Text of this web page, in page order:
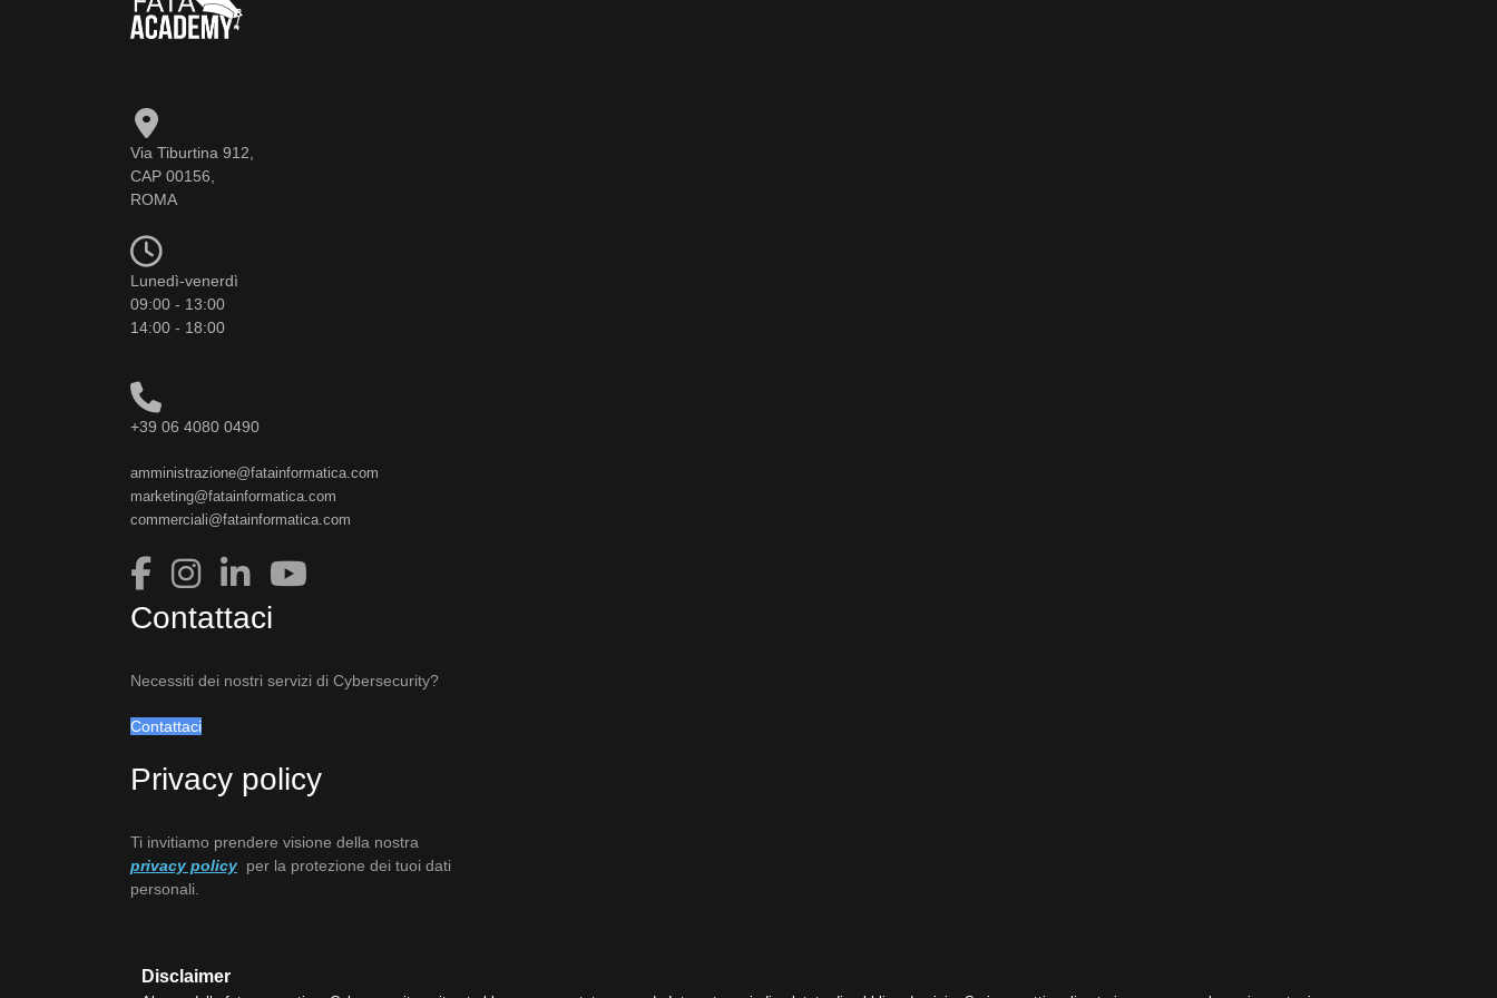
Via Tiburtina 912,
CAP 00156,
ROMA
Lunedì-venerdì
09:00 - 13:00
14:00 - 18:00
+39 06 4080 0490
amministrazione@fatainformatica.com
marketing@fatainformatica.com
commerciali@fatainformatica.com
Contattaci
Necessiti dei nostri servizi di Cybersecurity?
Contattaci
Privacy policy
Ti invitiamo prendere visione della nostra
privacy policy per la protezione dei tuoi dati
personali.
Disclaimer